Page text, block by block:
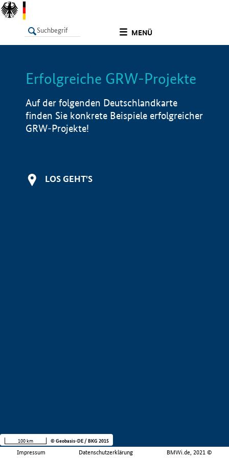
MENÜ
LISTE Info
Erfolgreiche GRW-Projekte
Auf der folgenden Deutschlandkarte
finden Sie konkrete Beispiele erfolgreicher
GRW-Projekte!
LOS GEHT'S
Impressum Datenschutzerklärung BMWi.de, 2021 ©
100 km © Geobasis-DE / BKG 2015